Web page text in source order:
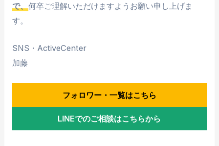
で、 何卒ご理解いただけますようお願い申し上げま
す。
SNS・ActiveCenter
加藤
フォロワー・一覧はこちら
LINEでのご相談はこちらから